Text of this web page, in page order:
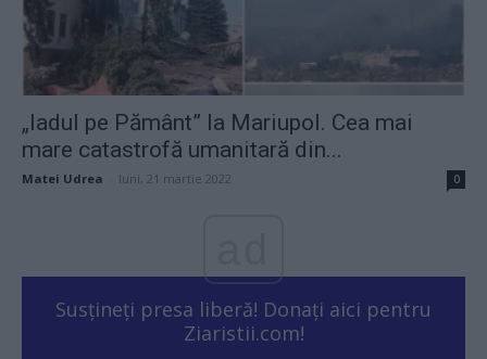
„Iadul pe Pământ” la Mariupol. Cea mai
mare catastrofă umanitară din...
Matei Udrea luni, 21 martie 2022 0
Susțineți presa liberă! Donați aici pentru
Ziaristii.com!